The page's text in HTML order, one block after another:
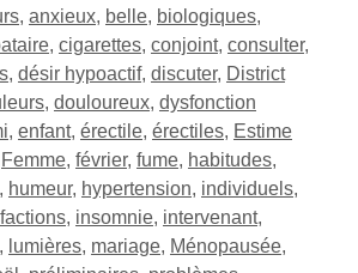
, anxieux, belle, biologiques,
, cigarettes, conjoint, consulter,
, désir hypoactif, discuter, District
, douloureux, dysfonction
, enfant, érectile, érectiles, Estime
Femme, février, fume, habitudes,
, humeur, hypertension, individuels,
, insomnie, intervenant,
, lumières, mariage, Ménopausée,